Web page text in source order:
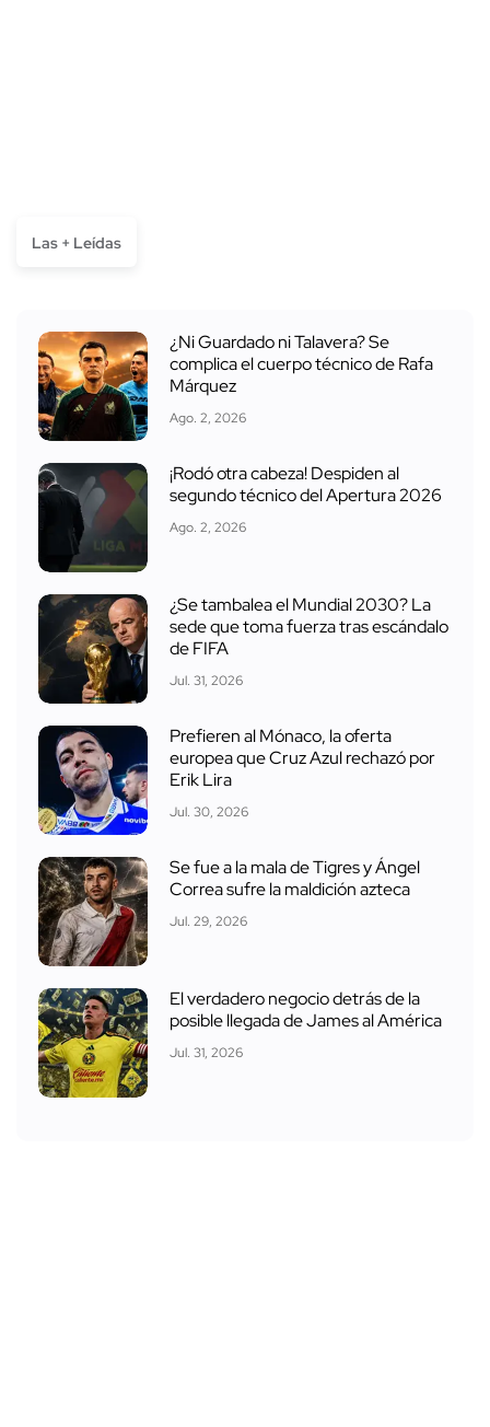
Las + Leídas
¿Ni Guardado ni Talavera? Se
complica el cuerpo técnico de Rafa
Márquez
Ago. 2, 2026
¡Rodó otra cabeza! Despiden al
segundo técnico del Apertura 2026
Ago. 2, 2026
¿Se tambalea el Mundial 2030? La
sede que toma fuerza tras escándalo
de FIFA
Jul. 31, 2026
Prefieren al Mónaco, la oferta
europea que Cruz Azul rechazó por
Erik Lira
Jul. 30, 2026
Se fue a la mala de Tigres y Ángel
Correa sufre la maldición azteca
Jul. 29, 2026
El verdadero negocio detrás de la
posible llegada de James al América
Jul. 31, 2026